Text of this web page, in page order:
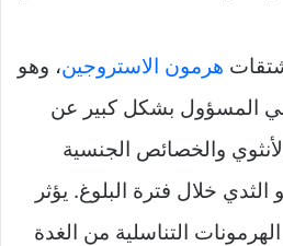
هرمون الاستروجين، وهو
المسؤول بشكل كبير عن
والخصائص الجنسية
الثدي خلال فترة البلوغ. يؤثر
التناسلية من الغدة